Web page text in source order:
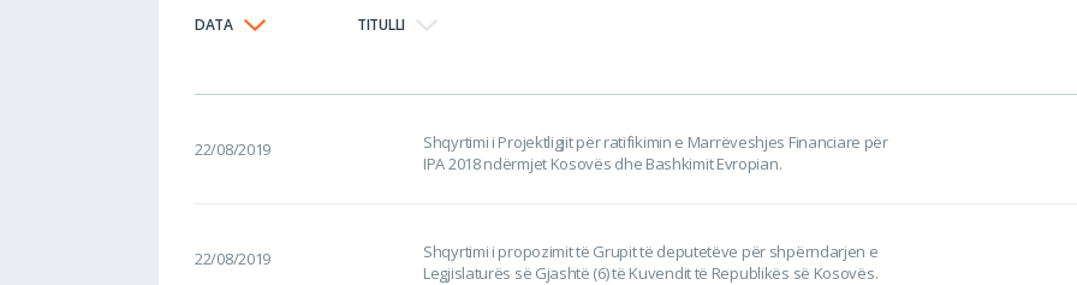
DATA TITULLI
22/08/2019
Shqyrtimi i Projektligjit për ratifikimin e Marrëveshjes Financiare për
IPA 2018 ndërmjet Kosovës dhe Bashkimit Evropian.
22/08/2019
Shqyrtimi i propozimit të Grupit të deputetëve për shpërndarjen e
Legjislaturës së Gjashtë (6) të Kuvendit të Republikës së Kosovës.